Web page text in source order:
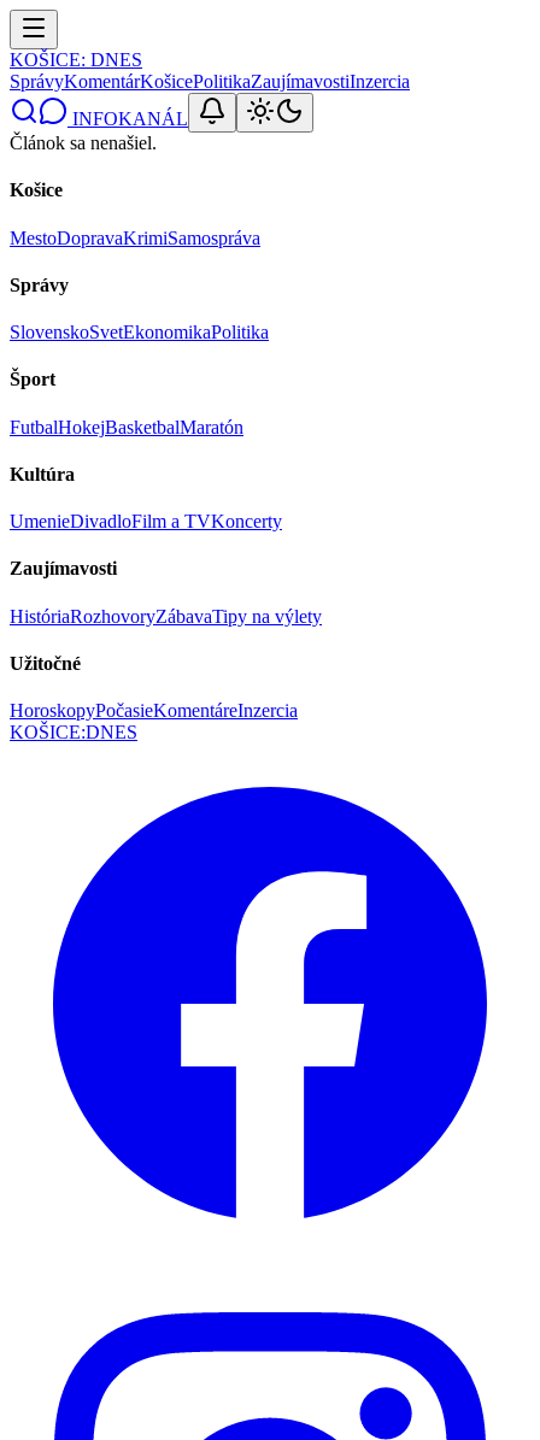
KOŠICE: DNES
SprávyKomentárKošicePolitikaZaujímavostiInzercia
INFOKANÁL
Článok sa nenašiel.
Košice
MestoDopravaKrimiSamospráva
Správy
SlovenskoSvetEkonomikaPolitika
Šport
FutbalHokejBasketbalMaratón
Kultúra
UmenieDivadloFilm a TVKoncerty
Zaujímavosti
HistóriaRozhovoryZábavaTipy na výlety
Užitočné
HoroskopyPočasieKomentáreInzercia
KOŠICE:DNES